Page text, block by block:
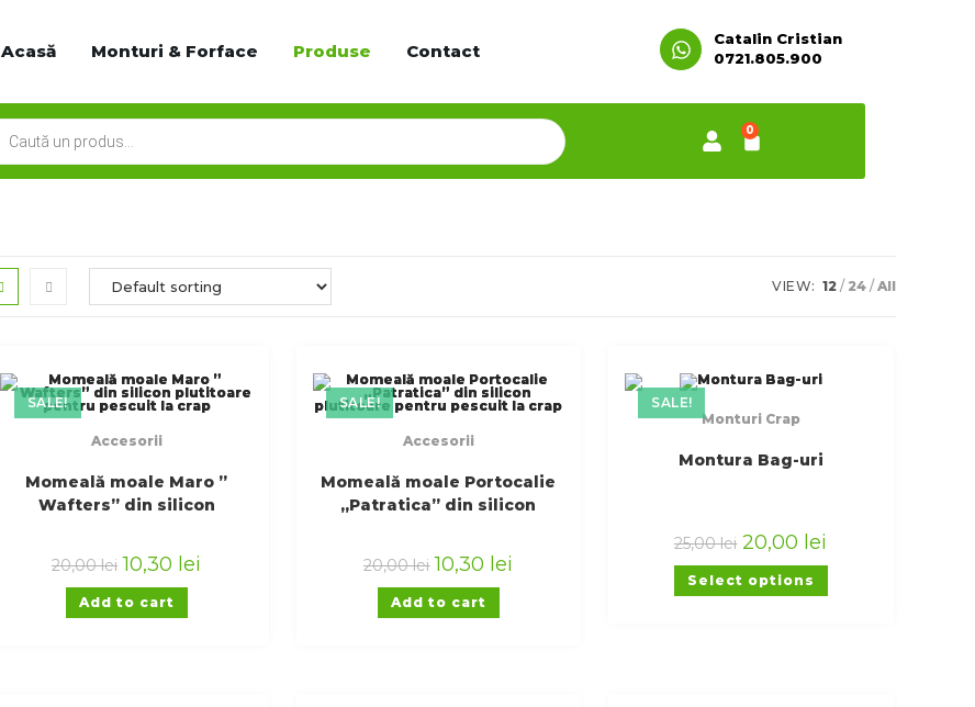
Acasă Monturi & Forface Produse Contact
Catalin Cristian
0721.805.900
0
VIEW: 12 24 All
SALE!
Accesorii
Momeală moale Maro ”
Wafters” din silicon
20,00lei 10,30 lei
Add to cart
SALE!
Accesorii
Momeală moale Portocalie
„Patratica” din silicon
20,00lei 10,30 lei
Add to cart
SALE!
Monturi Crap
Montura Bag-uri
25,00lei 20,00 lei
Select options